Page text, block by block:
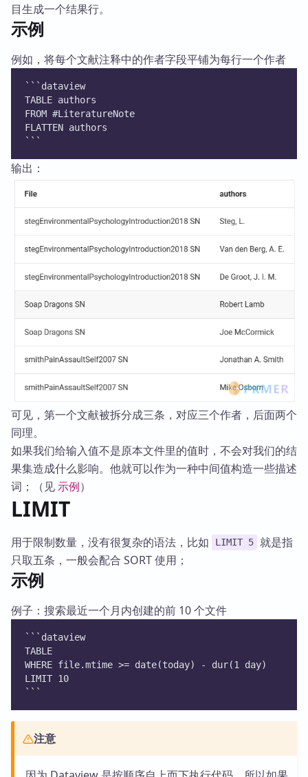
目生成一个结果行。
示例
例如，将每个文献注释中的作者字段平铺为每行一个作者
```dataview
TABLE authors
FROM #LiteratureNote
FLATTEN authors
```
输出：
可见，第一个文献被拆分成三条，对应三个作者，后面两个
同理。
如果我们给输入值不是原本文件里的值时，不会对我们的结
果集造成什么影响。他就可以作为一种中间值构造一些描述
词；（见示例）
LIMIT
用于限制数量，没有很复杂的语法，比如 LIMIT 5 就是指
只取五条，一般会配合 SORT 使用；
示例
例子：搜索最近一个月内创建的前 10 个文件
```dataview
TABLE
WHERE file.mtime >= date(today) - dur(1 day)
LIMIT 10
```
注意